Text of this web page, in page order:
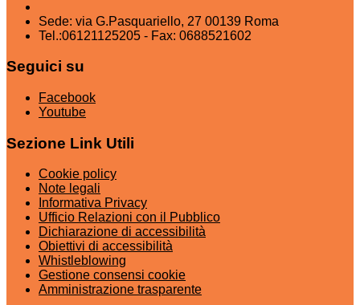
Sede: via G.Pasquariello, 27 00139 Roma
Tel.:06121125205 - Fax: 0688521602
Seguici su
Facebook
Youtube
Sezione Link Utili
Cookie policy
Note legali
Informativa Privacy
Ufficio Relazioni con il Pubblico
Dichiarazione di accessibilità
Obiettivi di accessibilità
Whistleblowing
Gestione consensi cookie
Amministrazione trasparente